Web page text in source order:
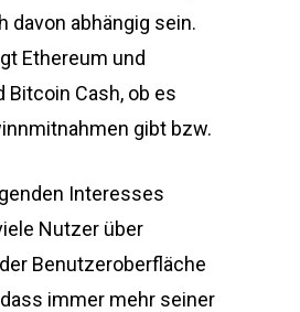
davon abhängig sein.
Ethereum und
Bitcoin Cash, ob es
gibt bzw.
Interesses
Nutzer über
Benutzeroberfläche
immer mehr seiner